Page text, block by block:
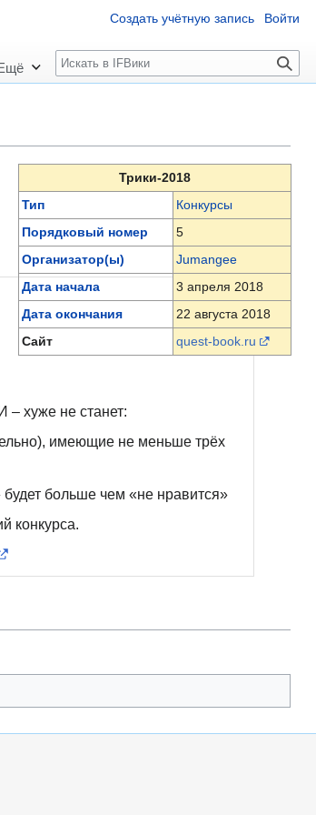
Трики-2018
Тип
Конкурсы
Порядковый номер
5
Организатор(ы)
Jumangee
Дата начала
3 апреля 2018
Дата окончания
22 августа 2018
Сайт
quest-book.ru
– хуже не станет:
имеющие не меньше трёх
больше чем «не нравится»
конкурса.
Создать учётную запись Войти
П
о
к